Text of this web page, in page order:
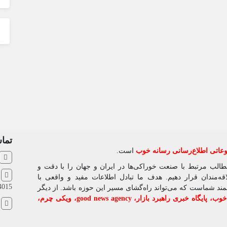
اطلاع‌رسانی رسانه خوب است.
مرتبط با صنعت خوراکی‌ها در ایران و جهان را با دقت و
قرار دهیم. هدف ما تبادل اطلاعات مفید و واقعی با
شماست که می‌تواند راه‌گشای مسیر این حوزه باشد. از دیگر
خوب، پایگاه خبری راهبرد بازار ،good news agency،ویکی چرم،